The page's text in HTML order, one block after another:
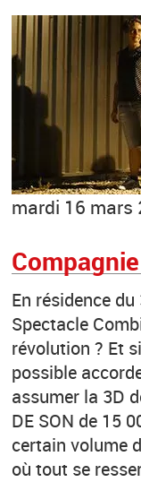
mardi 16 mars
En résidence
Spectacle
révolution ? Et
possible
assumer la 3D
DE SON de 15
certain volume
où tout se